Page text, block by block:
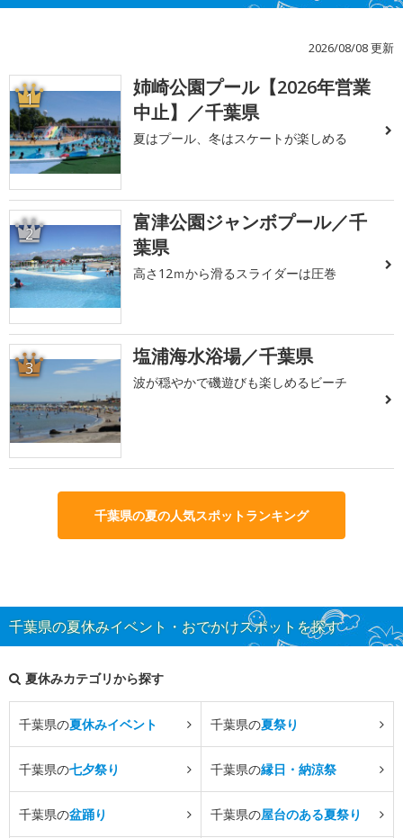
2026/08/08 更新
1
姉崎公園プール【2026年営業
中止】／千葉県
夏はプール、冬はスケートが楽しめる
2
富津公園ジャンボプール／千
葉県
高さ12ｍから滑るスライダーは圧巻
3 塩浦海水浴場／千葉県
波が穏やかで磯遊びも楽しめるビーチ
千葉県の夏の人気スポットランキング
千葉県の夏休みイベント・おでかけスポットを探す
夏休みカテゴリから探す
千葉県の夏休みイベント 千葉県の夏祭り
千葉県の七夕祭り 千葉県の縁日・納涼祭
千葉県の盆踊り 千葉県の屋台のある夏祭り